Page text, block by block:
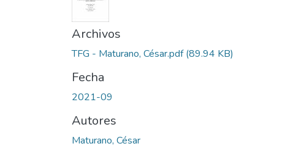
Archivos
TFG - Maturano, César.pdf(89.94 KB)
Fecha
2021-09
Autores
Maturano, César